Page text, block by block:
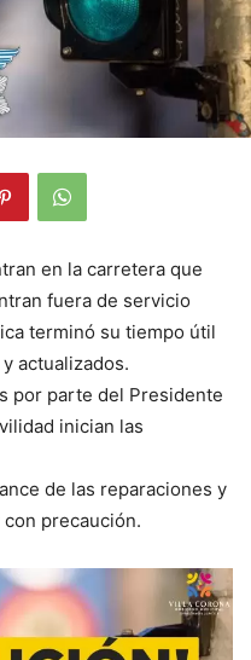
en la carretera que
fuera de servicio
terminó su tiempo útil
actualizados.
por parte del Presidente
inician las
de las reparaciones y
precaución.